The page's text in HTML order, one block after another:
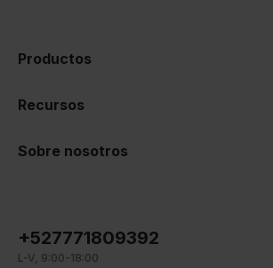
Productos
Recursos
Sobre nosotros
+527771809392
L-V, 9:00-18:00